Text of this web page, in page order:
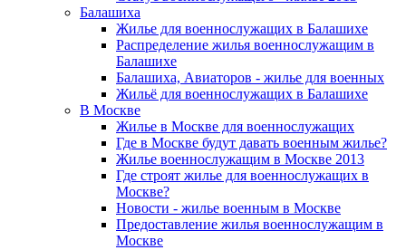
Балашиха
Жилье для военнослужащих в Балашихе
Распределение жилья военнослужащим в
Балашихе
Балашиха, Авиаторов - жилье для военных
Жильё для военнослужащих в Балашихе
В Москве
Жилье в Москве для военнослужащих
Где в Москве будут давать военным жилье?
Жилье военнослужащим в Москве 2013
Где строят жилье для военнослужащих в
Москве?
Новости - жилье военным в Москве
Предоставление жилья военнослужащим в
Москве